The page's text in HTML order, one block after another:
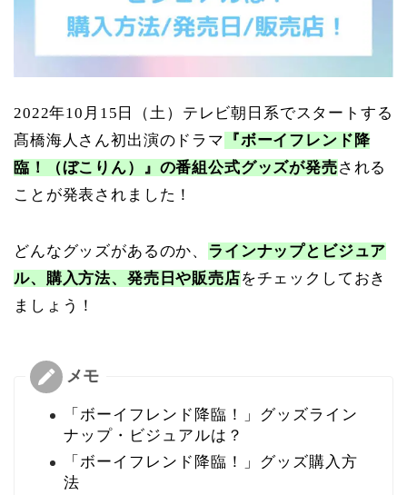
2022年10月15日（土）テレビ朝日系でスタートする
髙橋海人さん初出演のドラマ
『ボーイフレンド降
臨！（ぼこりん）』の番組公式グッズが発売される
ことが発表されました！
どんなグッズがあるのか、 ラインナップとビジュア
ル、購入方法、発売日や販売店をチェックしておき
ましょう！
「ボーイフレンド降臨！」グッズライン
ナップ・ビジュアルは？
「ボーイフレンド降臨！」グッズ購入方
法